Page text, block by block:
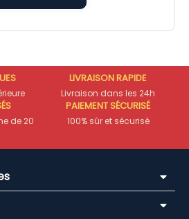
LIVRAISON RAPIDE
Livraison dans les 24h
de 20
PAIEMENT SÉCURISÉ
100% sûr et sécurisé